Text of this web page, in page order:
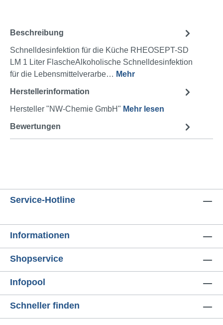
Beschreibung
Schnelldesinfektion für die Küche RHEOSEPT-SD
LM 1 Liter FlascheAlkoholische Schnelldesinfektion
für die Lebensmittelverarbe… Mehr
Herstellerinformation
Hersteller "NW-Chemie GmbH" Mehr lesen
Bewertungen
Service-Hotline
Informationen
Shopservice
Infopool
Schneller finden